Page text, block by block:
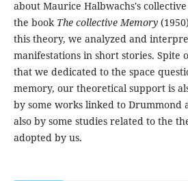
about Maurice Halbwachs's
the book The collective Memory
this theory, we analyzed and
manifestations in short stories. Spite
that we dedicated to the space
memory, our theoretical support is
by some works linked to Drummond
also by some studies related to the
adopted by us.